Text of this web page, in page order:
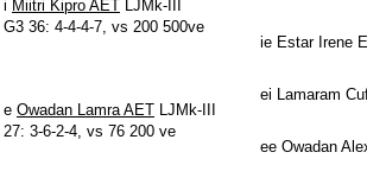
i Miitri Kipro AET LJMk-III
G3 36: 4-4-4-7, vs 200 500ve
ie Estar Irene
e Owadan Lamra AET LJMk-III
27: 3-6-2-4, vs 76 200 ve
ei Lamaram
ee Owadan